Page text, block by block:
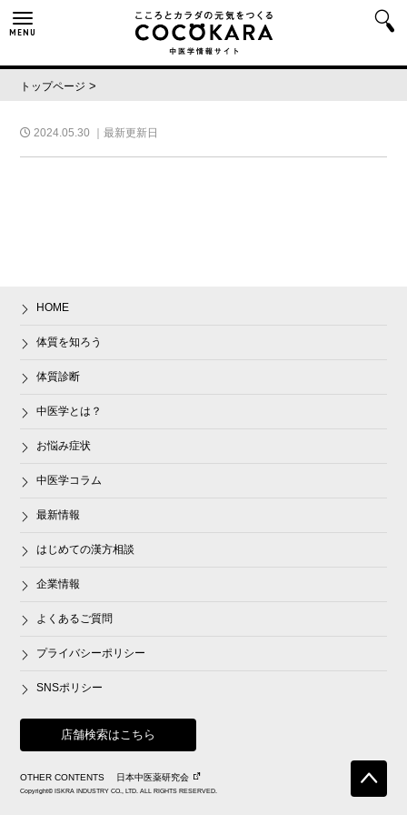
MENU
トップページ >
2024.05.30 ｜最新更新日
HOME
体質を知ろう
体質診断
中医学とは？
お悩み症状
中医学コラム
最新情報
はじめての漢方相談
企業情報
よくあるご質問
プライバシーポリシー
SNSポリシー
店舗検索はこちら
OTHER CONTENTS 日本中医薬研究会
Copyright© ISKRA INDUSTRY CO., LTD. ALL RIGHTS RESERVED.